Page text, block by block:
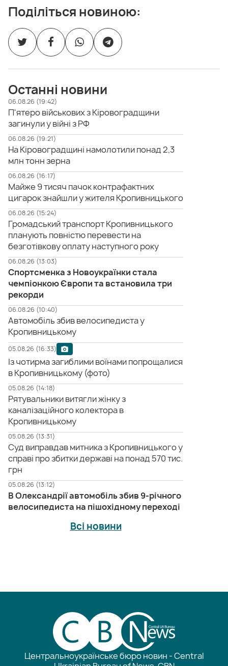
Поділіться новиною:
Останні новини
06.08.26 (19:42)
П'ятеро військових з Кіровоградщини
загинули у війні з РФ
06.08.26 (19:21)
На Кіровоградщині намолотили понад 2,3
млн тонн зерна
06.08.26 (16:17)
Майже 9 тисяч пачок контрафактних
цигарок знайшли у жителя Кропивницького
06.08.26 (15:24)
Громадський транспорт Кропивницького
планують повністю перевести на
безготівкову оплату наступного року
06.08.26 (13:03)
Спортсменка з Новоукраїнки стала
чемпіонкою Європи та встановила три
рекорди
06.08.26 (10:40)
Автомобіль збив велосипедиста у
Кропивницькому
05.08.26 (16:33)
Із чотирма загиблими воїнами попрощалися
в Кропивницькому (фото)
05.08.26 (14:18)
Рятувальники витягли жінку з
каналізаційного колектора в
Кропивницькому
05.08.26 (13:31)
Суд виправдав митника з Кропивницького у
справі про збитки державі на понад 570 тис.
грн
05.08.26 (13:12)
В Олександрії автомобіль збив 9-річного
велосипедиста на пішохідному переході
Всі новини
Центральноукраїнське бюро новин - Central